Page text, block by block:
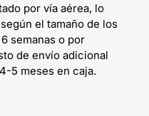
por vía aérea, lo
el tamaño de los
semanas o por
de envío adicional
5 meses en caja.